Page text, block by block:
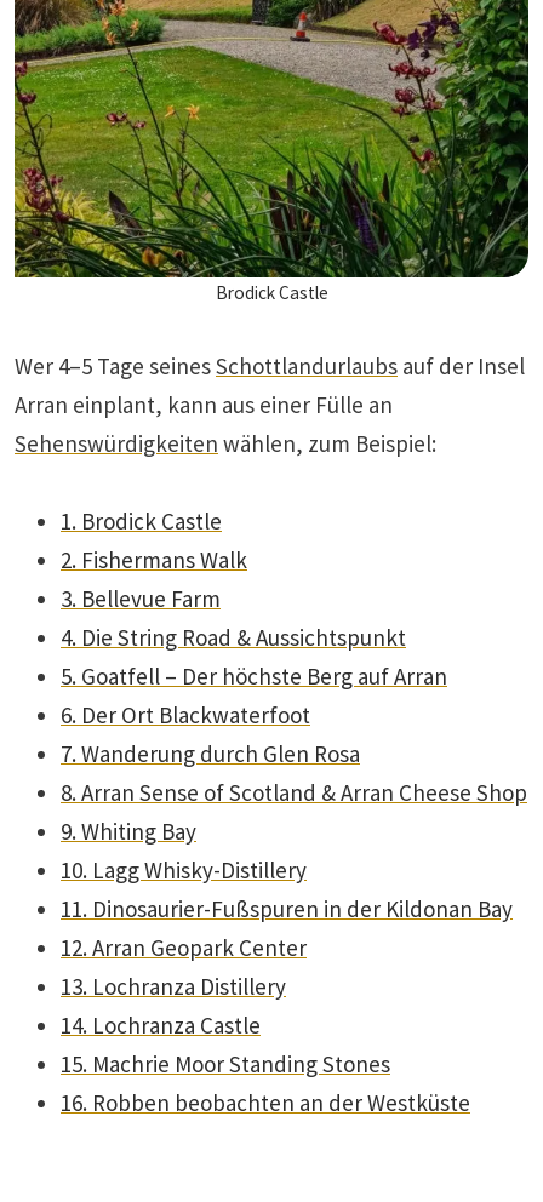
Brodick Castle
Wer 4–5 Tage seinesSchottlandurlaubs auf der Insel
Arran einplant, kann aus einer Fülle an
Sehenswürdigkeiten wählen, zum Beispiel:
1. Brodick Castle
2. Fishermans Walk
3. Bellevue Farm
4. Die String Road & Aussichtspunkt
5. Goatfell – Der höchste Berg auf Arran
6. Der Ort Blackwaterfoot
7. Wanderung durch Glen Rosa
8. Arran Sense of Scotland & Arran Cheese Shop
9. Whiting Bay
10. Lagg Whisky-Distillery
11. Dinosaurier-Fußspuren in der Kildonan Bay
12. Arran Geopark Center
13. Lochranza Distillery
14. Lochranza Castle
15. Machrie Moor Standing Stones
16. Robben beobachten an der Westküste